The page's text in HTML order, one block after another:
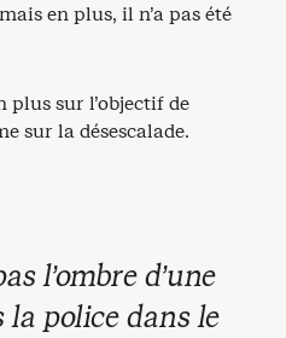
en plus, il n’a pas été
plus sur l’objectif de
sur la désescalade.
l’ombre d’une
police dans le